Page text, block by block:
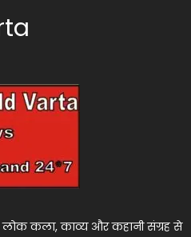
लोक कला, काव्य और कहानी संग्रह से